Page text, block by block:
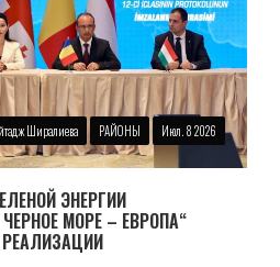
Ширалиева РАЙОНЫ Июл. 8 2026
ЭНЕРГИИ
МОРЕ – ЕВРОПА“